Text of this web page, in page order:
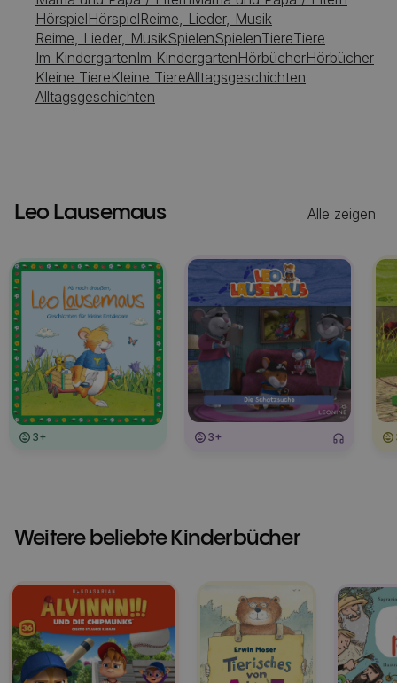
HörspielHörspielReime, Lieder, Musik
Reime, Lieder, MusikSpielenSpielenTiereTiere
Im KindergartenIm KindergartenHörbücherHörbücher
Kleine TiereKleine TiereAlltagsgeschichten
Alltagsgeschichten
Leo Lausemaus Alle zeigen
3+ 3+
Weitere beliebte Kinderbücher